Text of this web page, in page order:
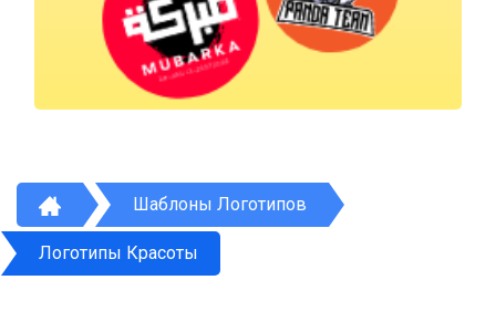
Шаблоны Логотипов
Логотипы Красоты